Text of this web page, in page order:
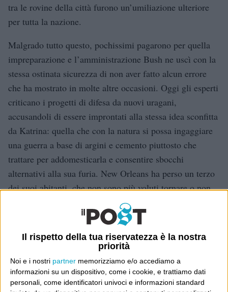
Il rispetto della tua riservatezza è la nostra
priorità
Noi e i nostri partner memorizziamo e/o accediamo a
informazioni su un dispositivo, come i cookie, e trattiamo dati
personali, come identificatori univoci e informazioni standard
tra le rovine della città furono un’umiliazione ulteriore
per tutta la nazione.
Malgrado tutto questo, pochissimi pagarono per quella
impreparazione e l’amministrazione Bush ne uscì con la
stessa ostinata sicurezza di non aver fatto alcun errore
che ha mostrato in molte altre occasioni. Oggi gli esperti
criticano i progetti di difesa da nuovi uragani,
accusandoli di essere improntati alla stessa idea sconfitta
da Katrina: quella che con la natura si possa ingaggiare
una guerra a base di argini e cemento piuttosto che
trattare per addomesticarla e consentire sbocchi
alternativi alla sua furia. New Orleans ha perso un terzo
dei suoi abitanti, che non sono più voluti tornare o non
ne hanno la possibilità. La guerra tra la capacità
tecnologica dell’uomo e la forza della natura, se il primo
non ci mette anche un po’ di saggezza, la vince la
Gazzetta dello Sport